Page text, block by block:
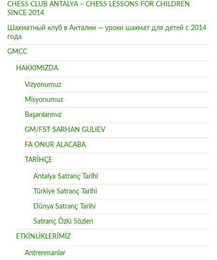
CHESS CLUB ANTALYA – CHESS LESSONS FOR CHILDREN
SINCE 2014
Шахматный клуб в Анталии — уроки шахмат для детей с 2014
года
GMCC
HAKKIMIZDA
Vizyonumuz
Misyonumuz
Başarılarımız
GM/FST SARHAN GULIEV
FA ONUR ALACABA
TARİHÇE
Antalya Satranç Tarihi
Türkiye Satranç Tarihi
Dünya Satranç Tarihi
Satranç Özlü Sözleri
ETKİNLİKLERİMİZ
Antrenmanlar